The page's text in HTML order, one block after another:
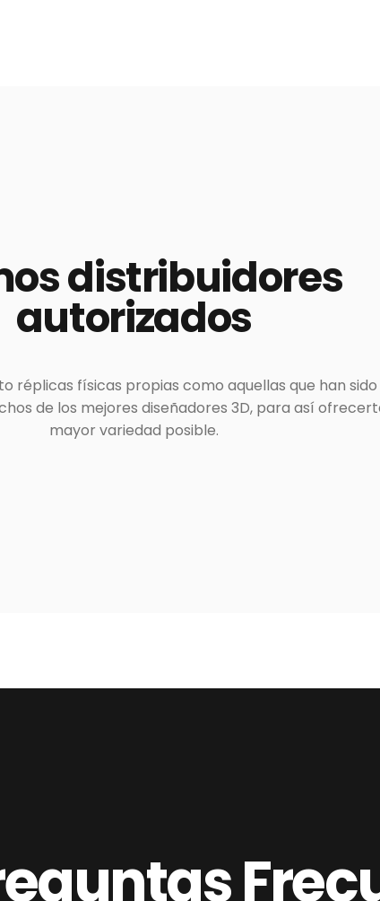
distribuidores
autorizados
réplicas físicas propias como aquellas que han sido
de los mejores diseñadores 3D, para así
mayor variedad posible.